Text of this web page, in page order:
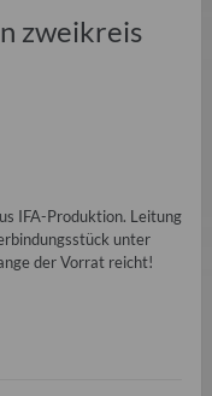
zweikreis
IFA-Produktion. Leitung
unter
der Vorrat reicht!